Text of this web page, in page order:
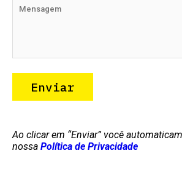
Ao clicar em “Enviar” você
nossa Política de Privacidade